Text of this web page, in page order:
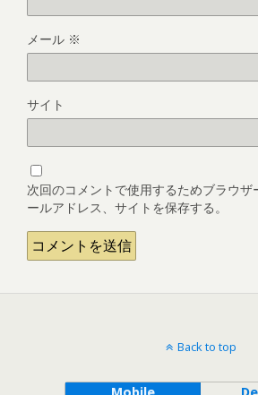
メール ※
サイト
次回のコメントで使用するためブラウザ
ールアドレス、サイトを保存する。
Back to top